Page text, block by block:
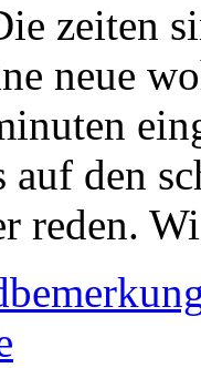
zeiten
neue
den
reden.